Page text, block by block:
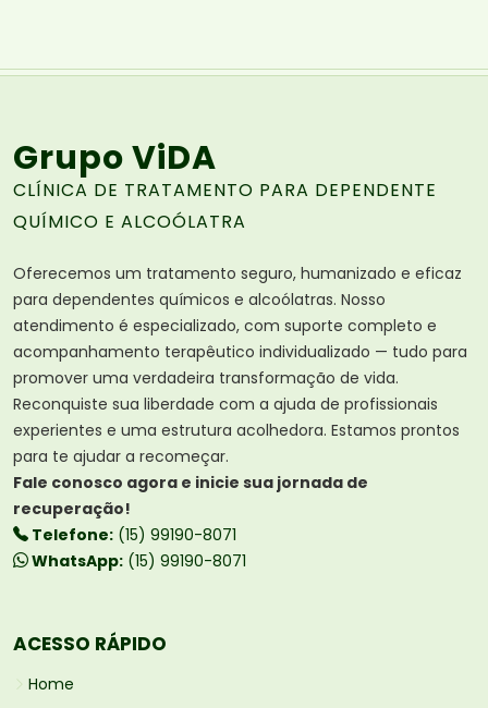
Grupo ViDA
CLÍNICA DE TRATAMENTO PARA DEPENDENTE
QUÍMICO E ALCOÓLATRA
Oferecemos um tratamento seguro, humanizado e eficaz
para dependentes químicos e alcoólatras. Nosso
atendimento é especializado, com suporte completo e
acompanhamento terapêutico individualizado — tudo para
promover uma verdadeira transformação de vida.
Reconquiste sua liberdade com a ajuda de profissionais
experientes e uma estrutura acolhedora. Estamos prontos
para te ajudar a recomeçar.
Fale conosco agora e inicie sua jornada de
recuperação!
Telefone: (15) 99190-8071
WhatsApp: (15) 99190-8071
ACESSO RÁPIDO
Home